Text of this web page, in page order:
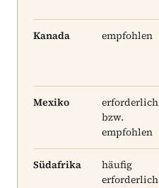
Kanada empfohlen
Mexiko
erforderlich
bzw.
empfohlen
Südafrika
häufig
erforderlich